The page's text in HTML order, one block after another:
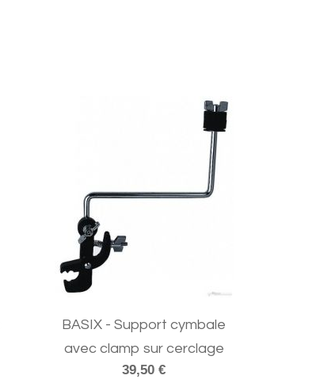
BASIX - Support cymbale
avec clamp sur cerclage
39,50 €